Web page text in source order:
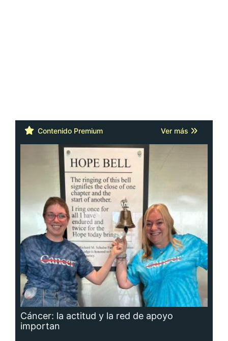
Contenido Premium Ver más
Cáncer: la actitud y la red de apoyo
importan